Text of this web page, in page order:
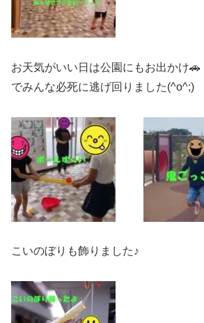
お天気がいい日は公園にもお出かけ
でみんな必死に逃げ回りました(^o^;)
こいのぼりも飾りました♪